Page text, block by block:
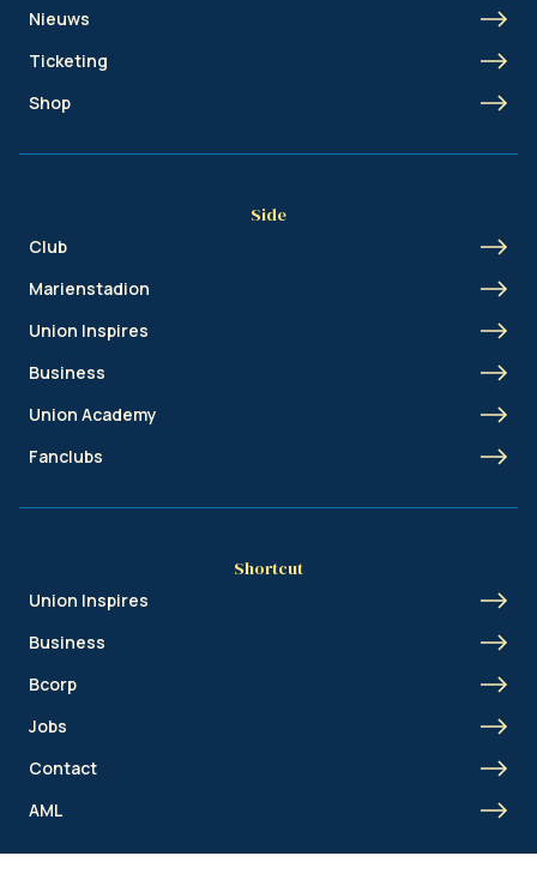
Nieuws
Ticketing
Shop
Side
Club
Marienstadion
Union Inspires
Business
Union Academy
Fanclubs
Shortcut
Union Inspires
Business
Bcorp
Jobs
Contact
AML